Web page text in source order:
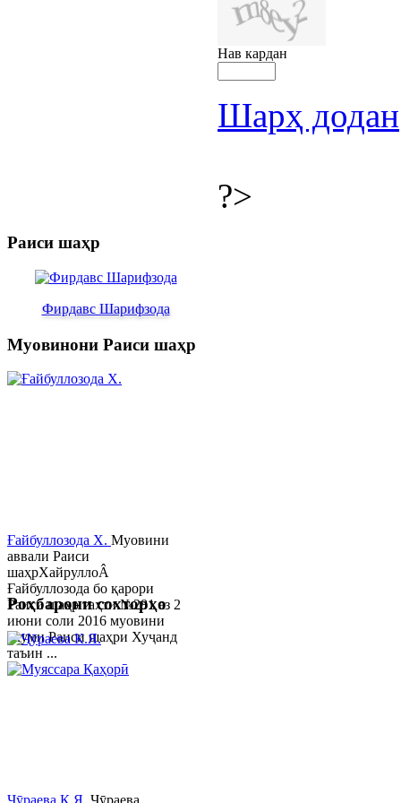
Нав кардан
Шарҳ додан
?>
Раиси шаҳр
Фирдавс Шарифзода
Муовинони Раиси шаҳр
Ғайбуллозода Х. Муовини
аввали Раиси
шаҳрХайруллоÂ
Ғайбуллозода бо қарори
Раиси шаҳр таҳти №281 аз 2
июни соли 2016 муовини
якуми Раиси шаҳри Хуҷанд
таъин ...
Роҳбарони сохторҳо
Ҷӯраева К.Я. Ҷӯраева